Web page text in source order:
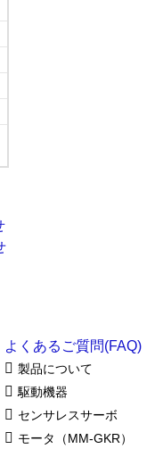
よくあるご質問(FAQ)
製品について
駆動機器
センサレスサーボ
モータ（MM-GKR）